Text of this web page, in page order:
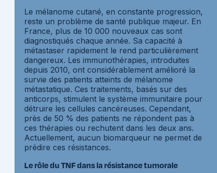
Le mélanome cutané, en constante progression,
reste un problème de santé publique majeur. En
France, plus de 10 000 nouveaux cas sont
diagnostiqués chaque année. Sa capacité à
métastaser rapidement le rend particulièrement
dangereux. Les immunothérapies, introduites
depuis 2010, ont considérablement amélioré la
survie des patients atteints de mélanome
métastatique. Ces traitements, basés sur des
anticorps, stimulent le système immunitaire pour
détruire les cellules cancéreuses. Cependant,
près de 50 % des patients ne répondent pas à
ces thérapies ou rechutent dans les deux ans.
Actuellement, aucun biomarqueur ne permet de
prédire ces résistances.
Le rôle du TNF dans la résistance tumorale